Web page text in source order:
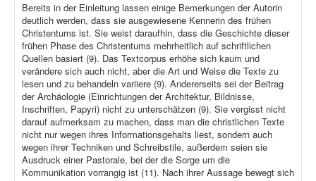
Bereits in der Einleitung lassen einige Bemerkungen der Autorin
deutlich werden, dass sie ausgewiesene Kennerin des frühen
Christentums ist. Sie weist daraufhin, dass die Geschichte dieser
frühen Phase des Christentums mehrheitlich auf schriftlichen
Quellen basiert (9). Das Textcorpus erhöhe sich kaum und
verändere sich auch nicht, aber die Art und Weise die Texte zu
lesen und zu behandeln variiere (9). Andererseits sei der Beitrag
der Archäologie (Einrichtungen der Architektur, Bildnisse,
Inschriften, Papyri) nicht zu unterschätzen (9). Sie vergisst nicht
darauf aufmerksam zu machen, dass man die christlichen Texte
nicht nur wegen ihres Informationsgehalts liest, sondern auch
wegen ihrer Techniken und Schreibstile, außerdem seien sie
Ausdruck einer Pastorale, bei der die Sorge um die
Kommunikation vorrangig ist (11). Nach ihrer Aussage bewegt sich